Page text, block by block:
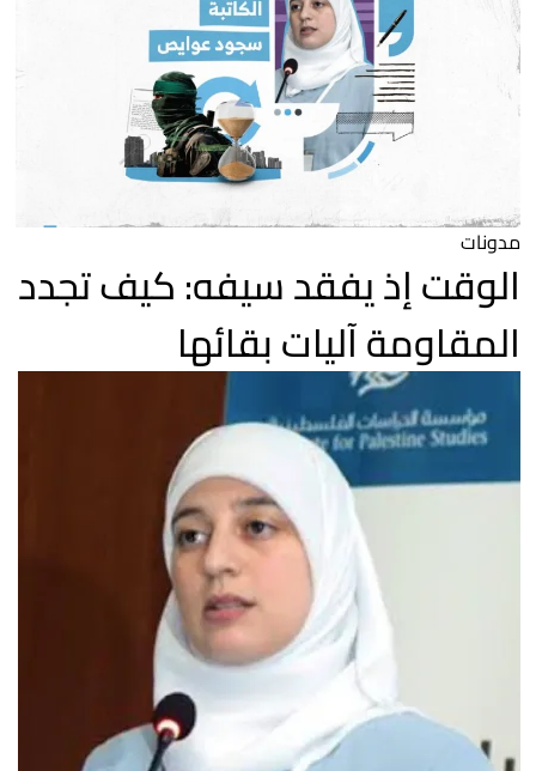
مدونات
الوقت إذ يفقد سيفه: كيف تجدد
المقاومة آليات بقائها